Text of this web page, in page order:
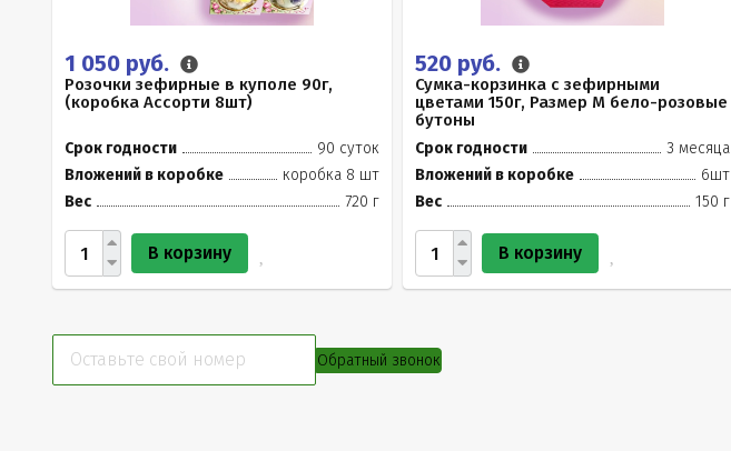
1 050 руб.
Розочки зефирные в куполе 90г,
(коробка Ассорти 8шт)
Срок годности
90 суток
Вложений в коробке
коробка 8 шт
Вес
720 г
В корзину
520 руб.
Сумка-корзинка с зефирными
цветами 150г, Размер М бело-розовые
бутоны
Срок годности
3 месяца
Вложений в коробке
6шт
Вес
150 г
В корзину
Обратный звонок